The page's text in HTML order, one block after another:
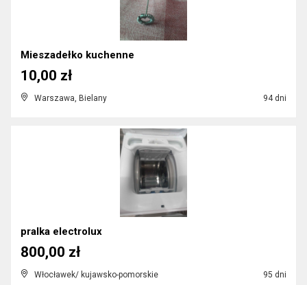
Mieszadełko kuchenne
Warszawa, Bielany 94 dni
10,00 zł
pralka electrolux
Włocławek/ kujawsko-pomorskie 95 dni
800,00 zł